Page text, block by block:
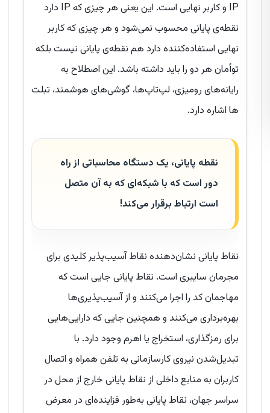
IP و کاربر نهایی است. این یعنی هر چیزی که IP دارد
نقطه‌ی پایانی محسوب نمی‌شود و هر چیزی که کاربر
نهایی استفاده‌کننده دارد هم نقطه‌ی پایانی نیست بلکه
توأمان هر دو را باید داشته باشد. این اصطلاح به
رایانه‌های رومیزی، لپ‌تاپ‌ها، گوشی‌های هوشمند، تبلت
ها اشاره دارد.
نقطه پایانی، یک دستگاه محاسباتی از راه
دور است که با شبکه‌ای که به آن متصل
است ارتباط برقرار می‌کند!
نقاط پایانی نشان‌دهنده نقاط آسیب‌پذیر کلیدی برای
مجرمان سایبری است. نقاط پایانی جایی است که
مهاجمان کد را اجرا می‌کنند و از آسیب‌پذیری‌ها
بهره‌برداری می‌کنند و همچنین جایی که دارایی‌هایی
برای رمزگذاری، استخراج یا اهرم وجود دارد. با
تبدیل‌شدن نیروی کارسازمانی به تلفن همراه‌ و اتصال
کاربران به منابع داخلی از نقاط پایانی خارج از محل در
سراسر جهان، نقاط پایانی به‌طور فزاینده‌ای در معرض